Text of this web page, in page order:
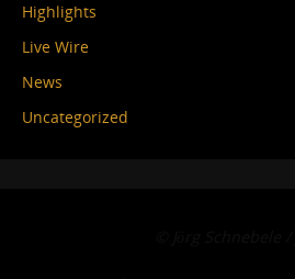
Highlights
Live Wire
News
Uncategorized